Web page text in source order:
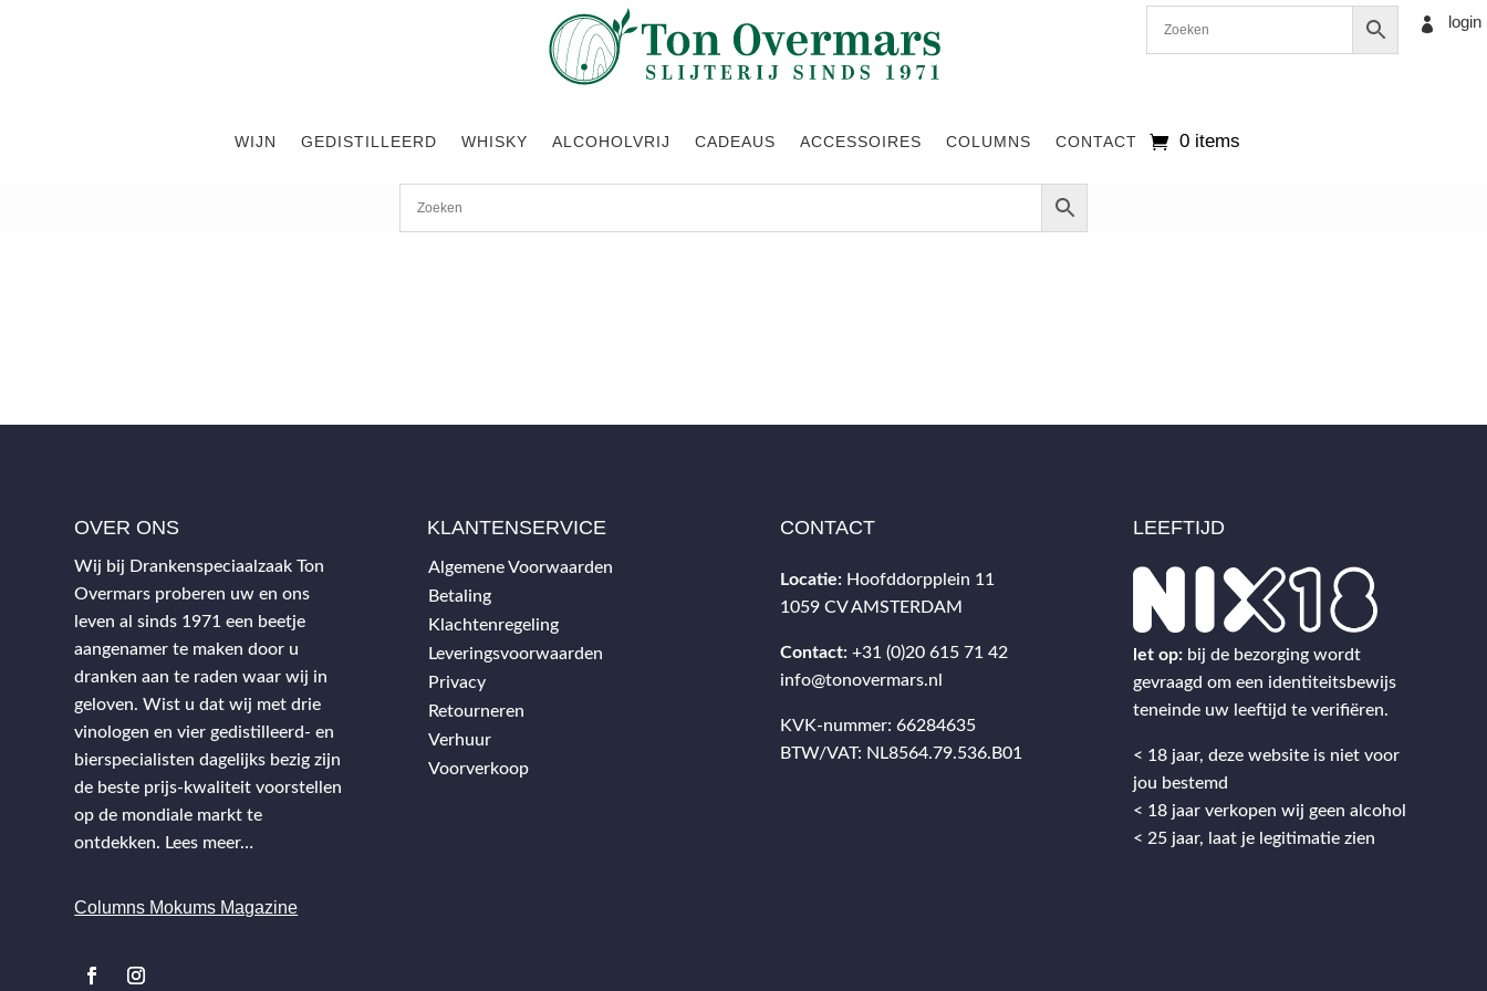
WIJN GEDISTILLEERD WHISKY ALCOHOLVRIJ CADEAUS ACCESSOIRES COLUMNS CONTACT 0 items
 login
OVER ONS
Wij bij Drankenspeciaalzaak Ton
Overmars proberen uw en ons
leven al sinds 1971 een beetje
aangenamer te maken door u
dranken aan te raden waar wij in
geloven. Wist u dat wij met drie
vinologen en vier gedistilleerd- en
bierspecialisten dagelijks bezig zijn
de beste prijs-kwaliteit voorstellen
op de mondiale markt te
ontdekken. Lees meer…
Columns Mokums Magazine
KLANTENSERVICE
Algemene Voorwaarden
Betaling
Klachtenregeling
Leveringsvoorwaarden
Privacy
Retourneren
Verhuur
Voorverkoop
CONTACT
Locatie: Hoofddorpplein 11
1059 CV AMSTERDAM
Contact: +31 (0)20 615 71 42
info@tonovermars.nl
KVK-nummer: 66284635
BTW/VAT: NL8564.79.536.B01
LEEFTIJD
let op: bij de bezorging wordt
gevraagd om een identiteitsbewijs
teneinde uw leeftijd te verifiëren.
< 18 jaar, deze website is niet voor
jou bestemd
< 18 jaar verkopen wij geen alcohol
< 25 jaar, laat je legitimatie zien